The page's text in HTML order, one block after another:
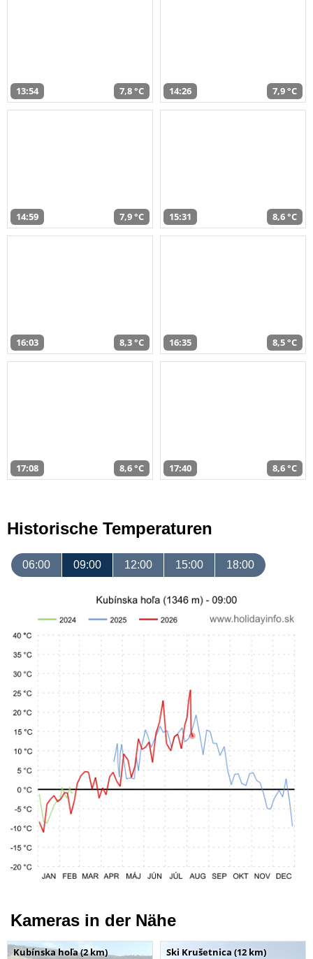
13:54 7,8 °C 14:26 7,9 °C
14:59 7,9 °C 15:31 8,6 °C
16:03 8,3 °C 16:35 8,5 °C
17:08 8,6 °C 17:40 8,6 °C
Historische Temperaturen
06:00 09:00 12:00 15:00 18:00
Kameras in der Nähe
Kubínska hoľa (2 km) Ski Krušetnica (12 km)